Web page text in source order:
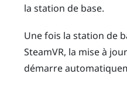
la station de base.
Une fois la station de
SteamVR, la mise à
démarre